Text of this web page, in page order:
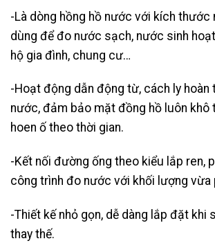
-Là dòng hồng hồ nước với kích thước
dùng để đo nước sạch, nước sinh
hộ gia đình, chung cư…
-Hoạt động dẫn động từ, cách ly hoàn
nước, đảm bảo mặt đồng hồ luôn khô
hoen ố theo thời gian.
-Kết nối đường ống theo kiểu lắp ren,
công trình đo nước với khối lượng vừa
-Thiết kế nhỏ gọn, dễ dàng lắp đặt khi
thay thế.